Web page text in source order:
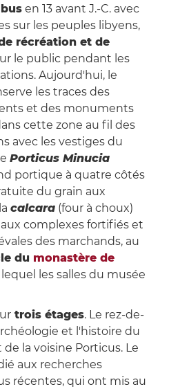
en 13 avant J.-C. avec
sur les peuples libyens,
récréation et de
le public pendant les
Aujourd'hui, le
les traces des
et des monuments
cette zone au fil des
avec les vestiges du
Porticus Minucia
portique à quatre côtés
du grain aux
calcara(four à choux)
complexes fortifiés et
des marchands, au
du monastère de
lequel les salles du musée
trois étages. Le rez-de-
et l'histoire du
la voisine Porticus. Le
aux recherches
récentes, qui ont mis au